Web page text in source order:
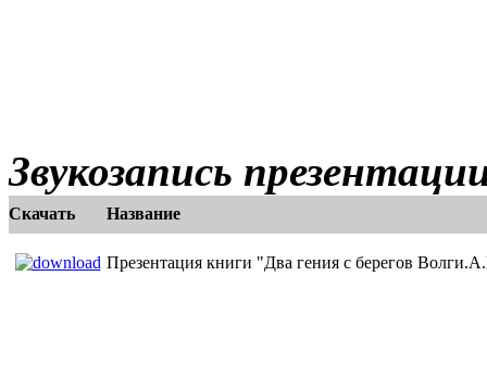
Звукозапись
Скачать Название
Презентация книги "Два гения с берегов